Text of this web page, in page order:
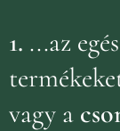
1. ...az
vagy a